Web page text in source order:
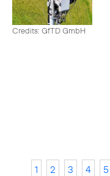
Credits: GfTD GmbH
1 2 3 4 5